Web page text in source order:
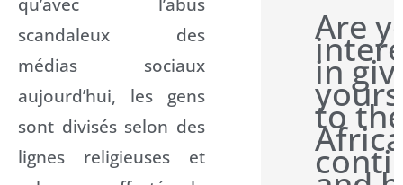
scandaleux des
médias sociaux
aujourd’hui, les gens
sont divisés selon des
lignes religieuses et
Are
in
to